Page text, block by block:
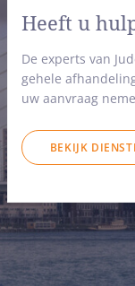
Heeft u
De experts van
gehele
uw aanvraag
BEKIJK